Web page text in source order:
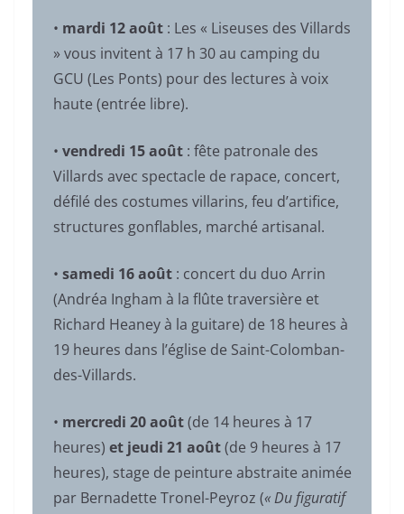
• mardi 12 août : Les « Liseuses des Villards
» vous invitent à 17 h 30 au camping du
GCU (Les Ponts) pour des lectures à voix
haute (entrée libre).
• vendredi 15 août: fête patronale des
Villards avec spectacle de rapace, concert,
défilé des costumes villarins, feu d’artifice,
structures gonflables, marché artisanal.
• samedi 16 août: concert du duo Arrin
(Andréa Ingham à la flûte traversière et
Richard Heaney à la guitare) de 18 heures à
19 heures dans l’église de Saint-Colomban-
des-Villards.
• mercredi 20 août(de 14 heures à 17
heures) et jeudi 21 août(de 9 heures à 17
heures), stage de peinture abstraite animée
par Bernadette Tronel-Peyroz (« Du figuratif